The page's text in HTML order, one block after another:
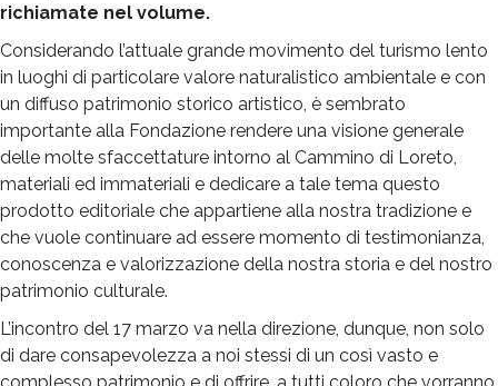
richiamate nel volume.
Considerando l’attuale grande movimento del turismo lento
in luoghi di particolare valore naturalistico ambientale e con
un diffuso patrimonio storico artistico, è sembrato
importante alla Fondazione rendere una visione generale
delle molte sfaccettature intorno al Cammino di Loreto,
materiali ed immateriali e dedicare a tale tema questo
prodotto editoriale che appartiene alla nostra tradizione e
che vuole continuare ad essere momento di testimonianza,
conoscenza e valorizzazione della nostra storia e del nostro
patrimonio culturale.
L’incontro del 17 marzo va nella direzione, dunque, non solo
di dare consapevolezza a noi stessi di un così vasto e
complesso patrimonio e di offrire, a tutti coloro che vorranno